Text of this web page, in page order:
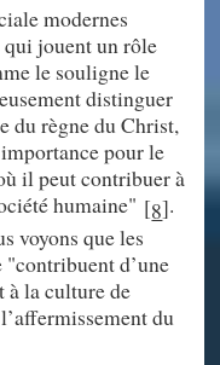
modernes
qui jouent un rôle
le souligne le
distinguer
du règne du Christ,
pour le
il peut contribuer à
humaine" [8].
voyons que les
d’une
à la culture de
du